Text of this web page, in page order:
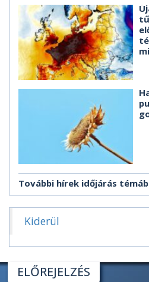
További hírek időjárás
Kiderül
ELŐREJELZÉS